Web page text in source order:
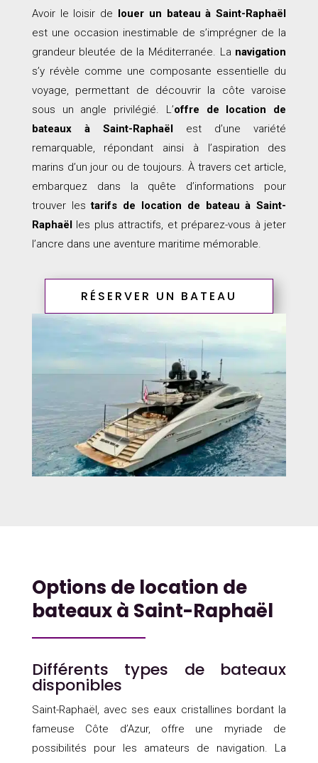
Avoir le loisir de louer un bateau à Saint-Raphaël
est une occasion inestimable de s’imprégner de la
grandeur bleutée de la Méditerranée. La navigation
s’y révèle comme une composante essentielle du
voyage, permettant de découvrir la côte varoise
sous un angle privilégié. L’offre de location de
bateaux à Saint-Raphaëlest d’une variété
remarquable, répondant ainsi à l’aspiration des
marins d’un jour ou de toujours. À travers cet article,
embarquez dans la quête d’informations pour
trouver lestarifs de location de bateau à Saint-
Raphaëlles plus attractifs, et préparez-vous à jeter
l’ancre dans une aventure maritime mémorable.
RÉSERVER UN BATEAU
Options de location de
bateaux à Saint-Raphaël
Différents types de bateaux
disponibles
Saint-Raphaël, avec ses eaux cristallines bordant la
fameuse Côte d’Azur, offre une myriade de
possibilités pour les amateurs de navigation. La